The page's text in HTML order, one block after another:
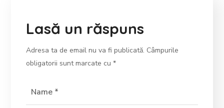
Lasă un răspuns
Adresa ta de email nu va fi publicată. Câmpurile
obligatorii sunt marcate cu*